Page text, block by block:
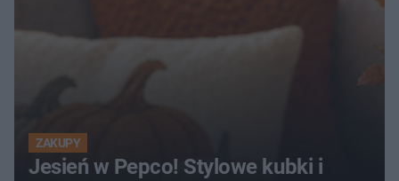
ZAKUPY
Jesień w Pepco! Stylowe kubki i